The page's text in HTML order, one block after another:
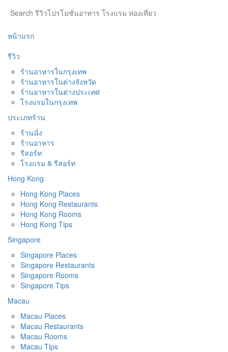
หน้าแรก
รีวิว
ร้านอาหารในกรุงเทพ
ร้านอาหารในต่างจังหวัด
ร้านอาหารในต่างประเทศ
โรงแรมในกรุงเทพ
ประเภทร้าน
ร้านนั่ง
ร้านอาหาร
รีสอร์ท
โรงแรม & รีสอร์ท
Hong Kong
Hong Kong Places
Hong Kong Restaurants
Hong Kong Rooms
Hong Kong Tips
Singapore
Singapore Places
Singapore Restaurants
Singapore Rooms
Singapore Tips
Macau
Macau Places
Macau Restaurants
Macau Rooms
Macau Tips